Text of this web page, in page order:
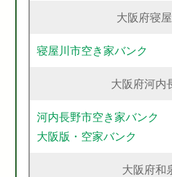
大阪府寝
寝屋川市空き家バンク
大阪府河内
河内長野市空き家バンク
大阪版・空家バンク
大阪府和